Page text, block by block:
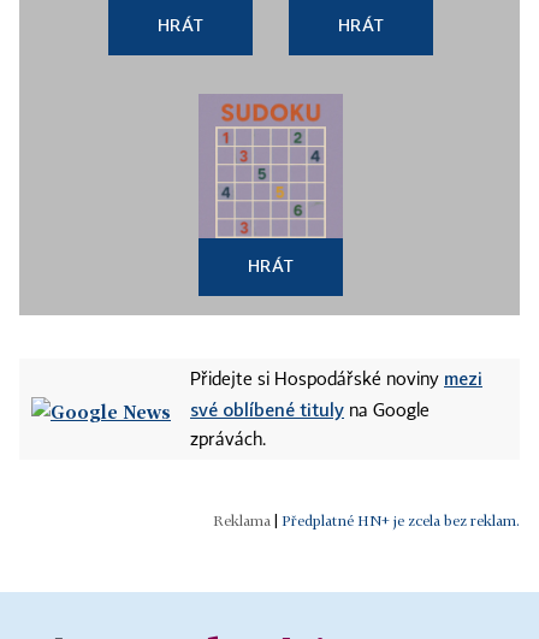
HRÁT HRÁT
HRÁT
Přidejte si Hospodářské noviny mezi
své oblíbené tituly na Google
zprávách.
Předplatné HN+ je zcela bez reklam.